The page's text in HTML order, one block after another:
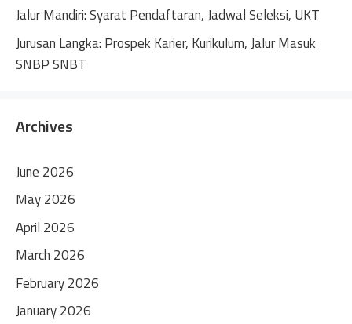
Jalur Mandiri: Syarat Pendaftaran, Jadwal Seleksi, UKT
Jurusan Langka: Prospek Karier, Kurikulum, Jalur Masuk
SNBP SNBT
Archives
June 2026
May 2026
April 2026
March 2026
February 2026
January 2026